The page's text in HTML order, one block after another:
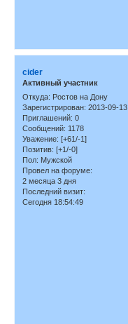
cider
Активный участник
Откуда: Ростов на Дону
Зарегистрирован: 2013-09-13
Приглашений: 0
Сообщений: 1178
Уважение: [+61/-1]
Позитив: [+1/-0]
Пол: Мужской
Провел на форуме:
2 месяца 3 дня
Последний визит:
Сегодня 18:54:49